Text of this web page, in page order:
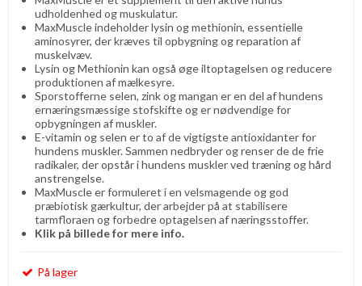
udholdenhed og muskulatur.
MaxMuscle indeholder lysin og methionin, essentielle
aminosyrer, der kræves til opbygning og reparation af
muskelvæv.
Lysin og Methionin kan også øge iltoptagelsen og reducere
produktionen af ​​mælkesyre.
Sporstofferne selen, zink og mangan er en del af hundens
ernæringsmæssige stofskifte og er nødvendige for
opbygningen af ​​muskler.
E-vitamin og selen er to af de vigtigste antioxidanter for
hundens muskler. Sammen nedbryder og renser de de frie
radikaler, der opstår i hundens muskler ved træning og hård
anstrengelse.
MaxMuscle er formuleret i en velsmagende og god
præbiotisk gærkultur, der arbejder på at stabilisere
tarmfloraen og forbedre optagelsen af ​​næringsstoffer.
Klik på billede for mere info.
På lager